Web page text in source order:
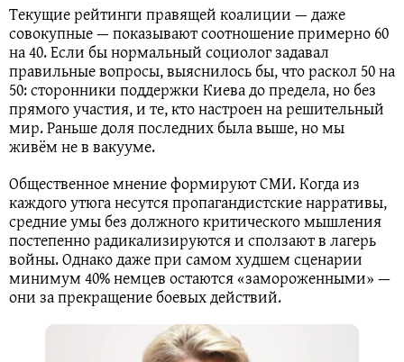
Текущие рейтинги правящей коалиции — даже
совокупные — показывают соотношение примерно 60
на 40. Если бы нормальный социолог задавал
правильные вопросы, выяснилось бы, что раскол 50 на
50: сторонники поддержки Киева до предела, но без
прямого участия, и те, кто настроен на решительный
мир. Раньше доля последних была выше, но мы
живём не в вакууме.
Общественное мнение формируют СМИ. Когда из
каждого утюга несутся пропагандистские нарративы,
средние умы без должного критического мышления
постепенно радикализируются и сползают в лагерь
войны. Однако даже при самом худшем сценарии
минимум 40% немцев остаются «замороженными» —
они за прекращение боевых действий.